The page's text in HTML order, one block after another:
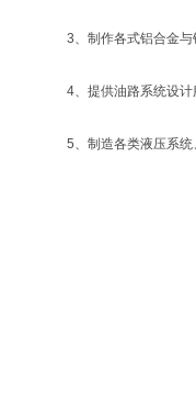
3、制作各式铝合金与
4、提供油路系统设
5、制造各类液压系